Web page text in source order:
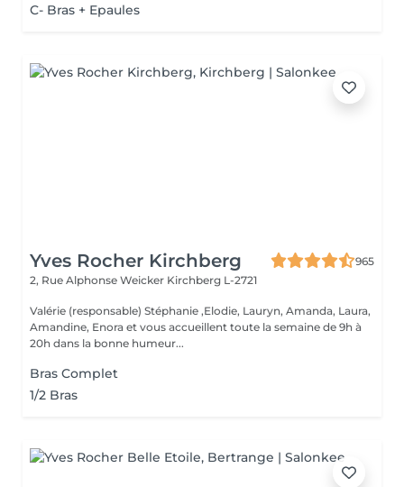
C- Bras + Epaules
Yves Rocher Kirchberg
965
2, Rue Alphonse Weicker Kirchberg L-2721
Valérie (responsable) Stéphanie ,Elodie, Lauryn, Amanda, Laura,
Amandine, Enora et vous accueillent toute la semaine de 9h à
20h dans la bonne humeur...
Bras Complet
1/2 Bras